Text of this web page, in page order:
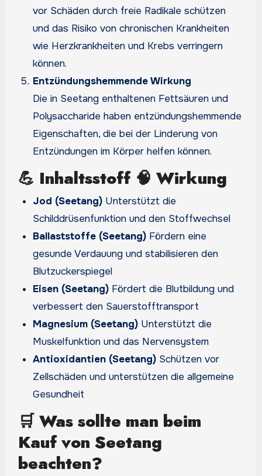
vor Schäden durch freie Radikale schützen
und das Risiko von chronischen Krankheiten
wie Herzkrankheiten und Krebs verringern
können.
Entzündungshemmende Wirkung
Die in Seetang enthaltenen Fettsäuren und
Polysaccharide haben entzündungshemmende
Eigenschaften, die bei der Linderung von
Entzündungen im Körper helfen können.
💪 Inhaltsstoff 🧠 Wirkung
Jod (Seetang) Unterstützt die
Schilddrüsenfunktion und den Stoffwechsel
Ballaststoffe (Seetang) Fördern eine
gesunde Verdauung und stabilisieren den
Blutzuckerspiegel
Eisen (Seetang) Fördert die Blutbildung und
verbessert den Sauerstofftransport
Magnesium (Seetang) Unterstützt die
Muskelfunktion und das Nervensystem
Antioxidantien (Seetang) Schützen vor
Zellschäden und unterstützen die allgemeine
Gesundheit
🛒Was sollte man beim
Kauf von Seetang
beachten?